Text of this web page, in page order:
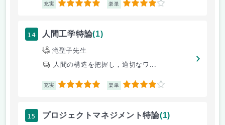
充実 5 楽単 4
14 人間工学特論(1)
滝聖子先生
人間の構造を把握し，適切なワ...
充実 5 楽単 4
15 プロジェクトマネジメント特論(1)